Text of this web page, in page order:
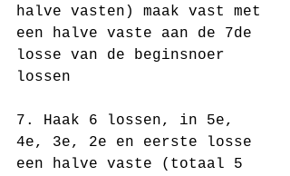
halve vasten) maak vast met
een halve vaste aan de 7de
losse van de beginsnoer
lossen
7. Haak 6 lossen, in 5e,
4e, 3e, 2e en eerste losse
een halve vaste (totaal 5